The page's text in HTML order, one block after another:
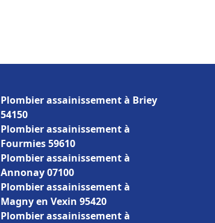
Plombier assainissement à Briey
54150
Plombier assainissement à
Fourmies 59610
Plombier assainissement à
Annonay 07100
Plombier assainissement à
Magny en Vexin 95420
Plombier assainissement à